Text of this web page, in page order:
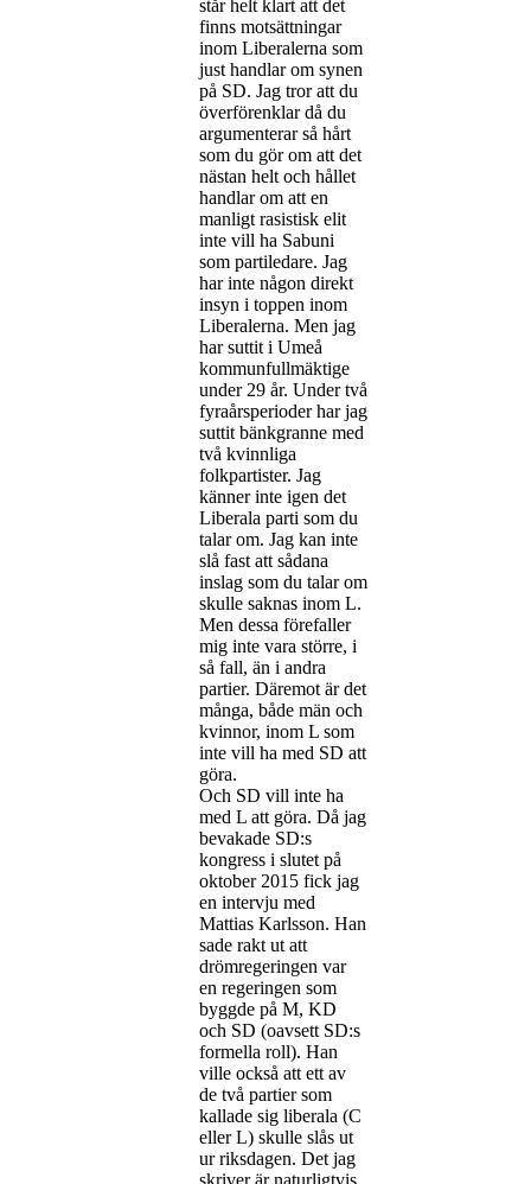
står helt klart att det
finns motsättningar
inom Liberalerna som
just handlar om synen
på SD. Jag tror att du
överförenklar då du
argumenterar så hårt
som du gör om att det
nästan helt och hållet
handlar om att en
manligt rasistisk elit
inte vill ha Sabuni
som partiledare. Jag
har inte någon direkt
insyn i toppen inom
Liberalerna. Men jag
har suttit i Umeå
kommunfullmäktige
under 29 år. Under två
fyraårsperioder har jag
suttit bänkgranne med
två kvinnliga
folkpartister. Jag
känner inte igen det
Liberala parti som du
talar om. Jag kan inte
slå fast att sådana
inslag som du talar om
skulle saknas inom L.
Men dessa förefaller
mig inte vara större, i
så fall, än i andra
partier. Däremot är det
många, både män och
kvinnor, inom L som
inte vill ha med SD att
göra.
Och SD vill inte ha
med L att göra. Då jag
bevakade SD:s
kongress i slutet på
oktober 2015 fick jag
en intervju med
Mattias Karlsson. Han
sade rakt ut att
drömregeringen var
en regeringen som
byggde på M, KD
och SD (oavsett SD:s
formella roll). Han
ville också att ett av
de två partier som
kallade sig liberala (C
eller L) skulle slås ut
ur riksdagen. Det jag
skriver är naturligtvis